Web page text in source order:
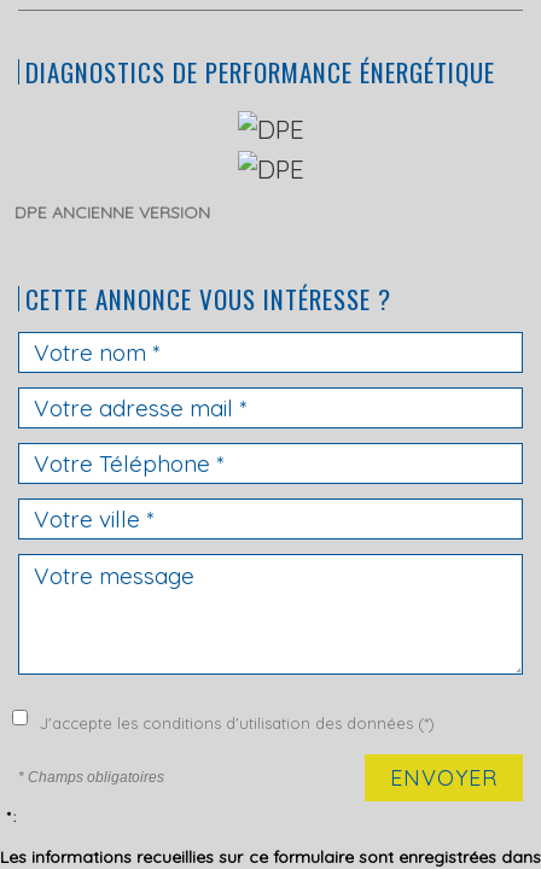
DIAGNOSTICS DE PERFORMANCE ÉNERGÉTIQUE
DPE ANCIENNE VERSION
CETTE ANNONCE VOUS INTÉRESSE ?
J'accepte les conditions d'utilisation des données (*)
* Champs obligatoires ENVOYER
* :
Les informations recueillies sur ce formulaire sont enregistrées dans